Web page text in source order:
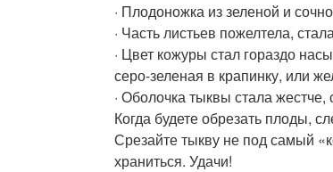
· Плодоножка из зеленой и
· Часть листьев пожелтела,
· Цвет кожуры стал гораздо
серо-зеленая в крапинку, или
· Оболочка тыквы стала
Когда будете обрезать плоды,
Срезайте тыкву не под самый
храниться. Удачи!